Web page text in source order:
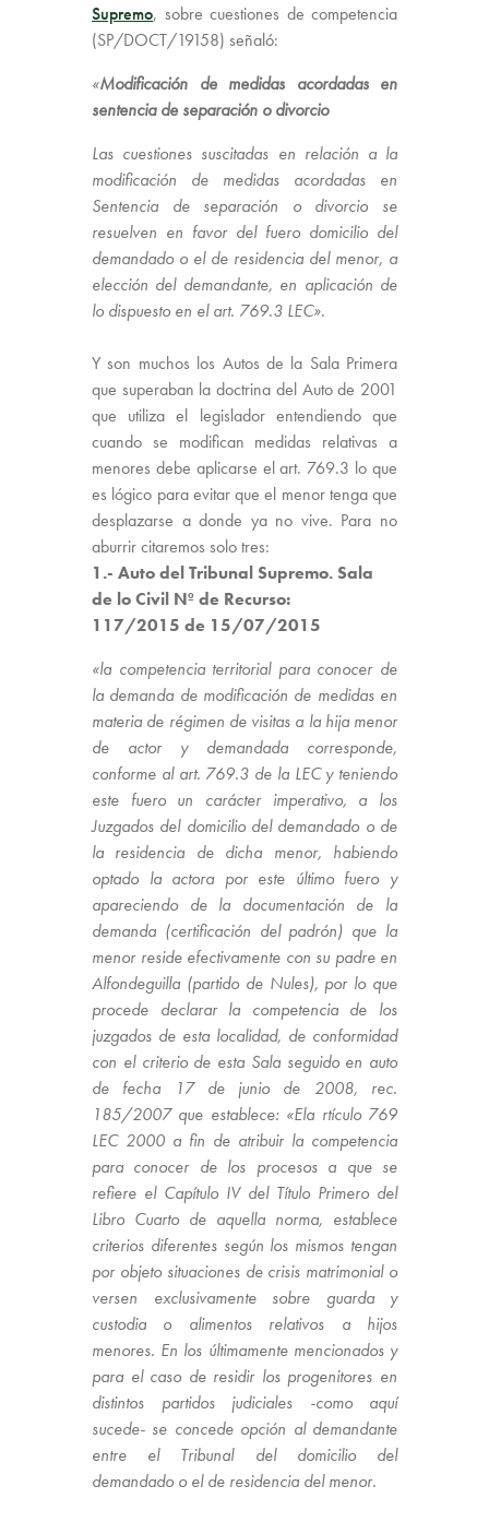
Supremo, sobre cuestiones de competencia
(SP/DOCT/19158) señaló:
«Modificación de medidas acordadas en
sentencia de separación o divorcio
Las cuestiones suscitadas en relación a la
modificación de medidas acordadas en
Sentencia de separación o divorcio se
resuelven en favor del fuero domicilio del
demandado o el de residencia del menor, a
elección del demandante, en aplicación de
lo dispuesto en el art. 769.3 LEC».
Y son muchos los Autos de la Sala Primera
que superaban la doctrina del Auto de 2001
que utiliza el legislador entendiendo que
cuando se modifican medidas relativas a
menores debe aplicarse el art. 769.3 lo que
es lógico para evitar que el menor tenga que
desplazarse a donde ya no vive. Para no
aburrir citaremos solo tres:
1.- Auto del Tribunal Supremo. Sala
de lo Civil Nº de Recurso:
117/2015 de 15/07/2015
«la competencia territorial para conocer de
la demanda de modificación de medidasen
materia de régimen de visitas a la hija menor
de actor y demandada corresponde,
conforme alart. 769.3 de la LECy teniendo
este fuero un carácter imperativo, a los
Juzgados del domicilio del demandado o de
la residencia de dicha menor, habiendo
optado la actora por este último fuero y
apareciendo de la documentación de la
demanda (certificación del padrón) que la
menor reside efectivamente con su padre en
Alfondeguilla (partido de Nules), por lo que
procede declarar la competenciade los
juzgados de esta localidad, de conformidad
con el criterio de esta Sala seguido en auto
de fecha 17 de junio de 2008, rec.
185/2007que establece:«Ela rtículo 769
LEC 2000 a fin de atribuir la competencia
para conocer de los procesos a que se
refiere el Capítulo IV del Título Primero del
Libro Cuarto de aquella norma, establece
criterios diferentes según los mismos tengan
por objeto situaciones de crisis matrimonial o
versen exclusivamente sobre guarda y
custodia o alimentos relativos a hijos
menores. En los últimamente mencionados y
para el caso de residir los progenitores en
distintos partidos judiciales -como aquí
sucede- se concede opción al demandante
entre el Tribunal del domicilio del
demandado o el de residencia del menor.